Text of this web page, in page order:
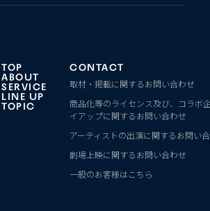
TOP
ABOUT
SERVICE
LINE UP
TOPIC
CONTACT
取材・掲載に関するお問い合わせ
商品化等のライセンス及び、コラボ
イアップに関するお問い合わせ
アーティストの出演に関するお問い
劇場上映に関するお問い合わせ
一般のお客様はこちら